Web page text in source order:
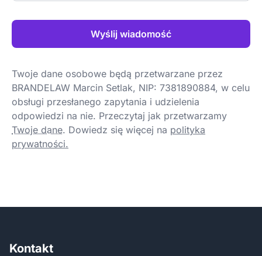
Wyślij wiadomość
Twoje dane osobowe będą przetwarzane przez
BRANDELAW Marcin Setlak, NIP: 7381890884, w celu
obsługi przesłanego zapytania i udzielenia
odpowiedzi na nie. Przeczytaj jak przetwarzamy
Twoje dane. Dowiedz się więcej na polityka
prywatności.
Kontakt